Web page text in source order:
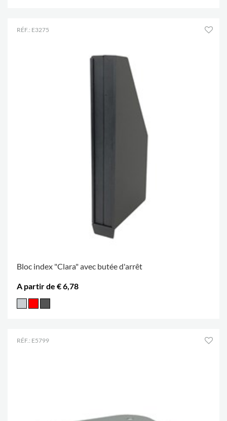
RÉF.: E3275
Bloc index "Clara" avec butée d'arrêt
A partir de € 6,78
RÉF.: E5799